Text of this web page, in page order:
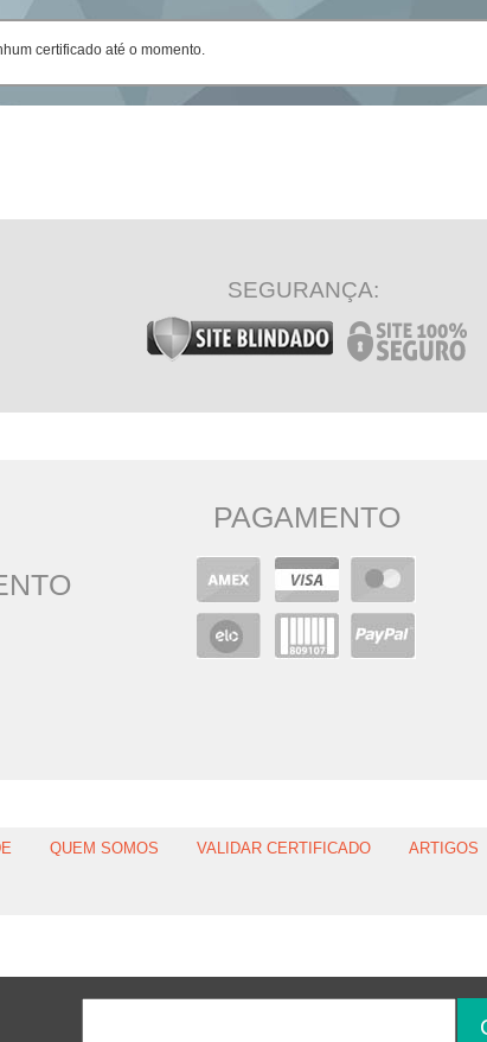
certificado até o momento.
SEGURANÇA:
PAGAMENTO
QUEM SOMOS VALIDAR CERTIFICADO ARTIGOS